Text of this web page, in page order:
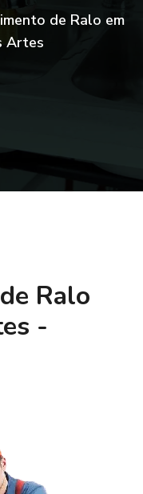
de Ralo em
Artes
Ralo
-